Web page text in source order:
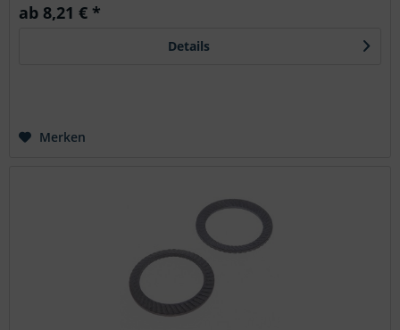
ab 8,21 € *
Details
Merken